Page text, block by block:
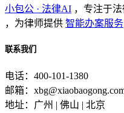
小包公 · 法律AI ，专注于
，为律师提供 智能办案服务
联系我们
电话：400-101-1380
邮箱：
地址：广州 | 佛山 | 北京